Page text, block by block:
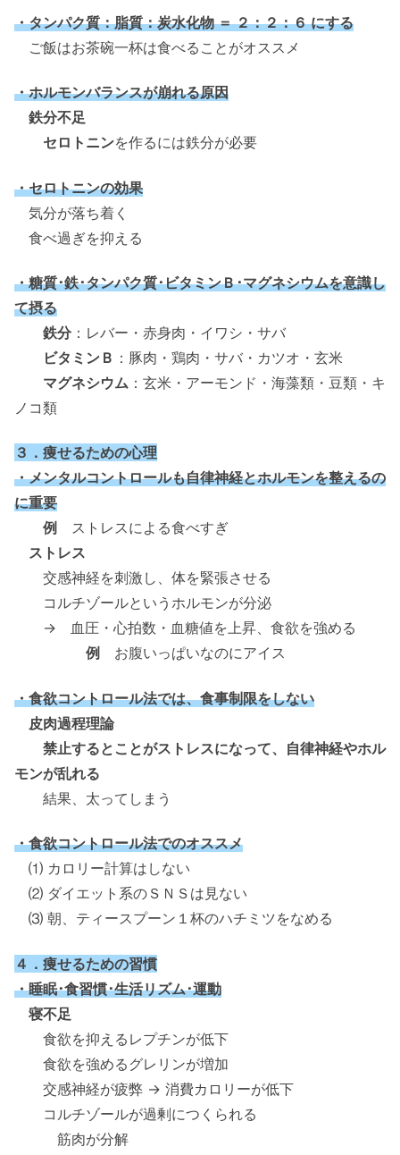
・タンパク質：脂質：炭水化物 ＝ ２：２：６ にする
ご飯はお茶碗一杯は食べることがオススメ
・ホルモンバランスが崩れる原因
鉄分不足
セロトニンを作るには鉄分が必要
・セロトニンの効果
気分が落ち着く
食べ過ぎを抑える
・糖質･鉄･タンパク質･ビタミンＢ･マグネシウムを意識し
て摂る
鉄分：レバー・赤身肉・イワシ・サバ
ビタミンＢ ：豚肉・鶏肉・サバ・カツオ・玄米
マグネシウム ：玄米・アーモンド・海藻類・豆類・キ
ノコ類
３．痩せるための心理
・メンタルコントロールも自律神経とホルモンを整えるの
に重要
例
ストレスによる食べすぎ
ストレス
交感神経を刺激し、体を緊張させる
コルチゾールというホルモンが分泌
→ 血圧・心拍数・血糖値を上昇、食欲を強める
例
お腹いっぱいなのにアイス
・食欲コントロール法では、食事制限をしない
皮肉過程理論
禁止するとことがストレスになって、自律神経やホル
モンが乱れる
結果、太ってしまう
・食欲コントロール法でのオススメ
⑴ カロリー計算はしない
⑵ ダイエット系のＳＮＳは見ない
⑶ 朝、ティースプーン１杯のハチミツをなめる
４．痩せるための習慣
・睡眠･食習慣･生活リズム･運動
寝不足
食欲を抑えるレプチンが低下
食欲を強めるグレリンが増加
交感神経が疲弊 → 消費カロリーが低下
コルチゾールが過剰につくられる
筋肉が分解